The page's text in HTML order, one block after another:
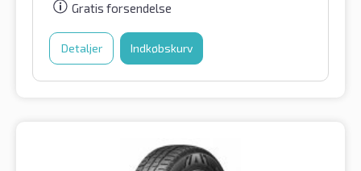
Gratis forsendelse
Detaljer Indkøbskurv